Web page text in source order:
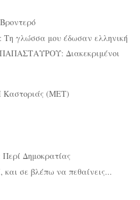
γλώσσα μου έδωσαν ελληνική
Διακεκριμένοι
Καστοριάς (ΜΕΤ)
Δημοκρατίας
και σε βλέπω να πεθαίνεις...